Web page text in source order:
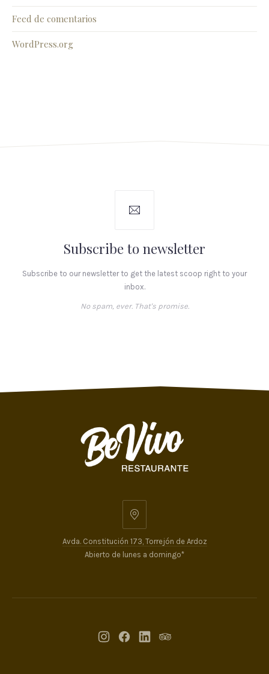
Feed de comentarios
WordPress.org
Subscribe to newsletter
Subscribe to our newsletter to get the latest scoop right to your
inbox.
No spam, ever. That's promise.
Avda. Constitución 173, Torrejón de Ardoz
Abierto de lunes a domingo*